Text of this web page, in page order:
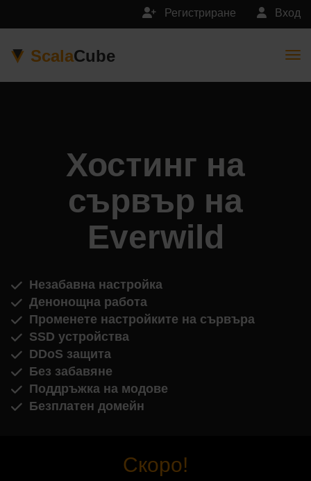
Вход
Регистриране
ScalaCube
Хостинг на
сървър на
Everwild
Незабавна настройка
Денонощна работа
Променете настройките на сървъра
SSD устройства
DDoS защита
Без забавяне
Поддръжка на модове
Безплатен домейн
Скоро!